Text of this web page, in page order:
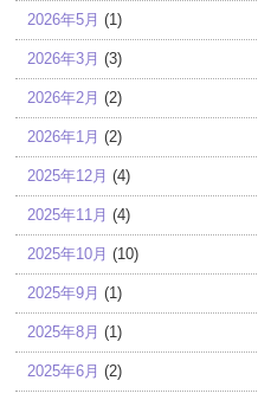
2026年5月 (1)
2026年3月 (3)
2026年2月 (2)
2026年1月 (2)
2025年12月 (4)
2025年11月 (4)
2025年10月 (10)
2025年9月 (1)
2025年8月 (1)
2025年6月 (2)